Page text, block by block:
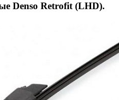
Denso Retrofit (LHD).